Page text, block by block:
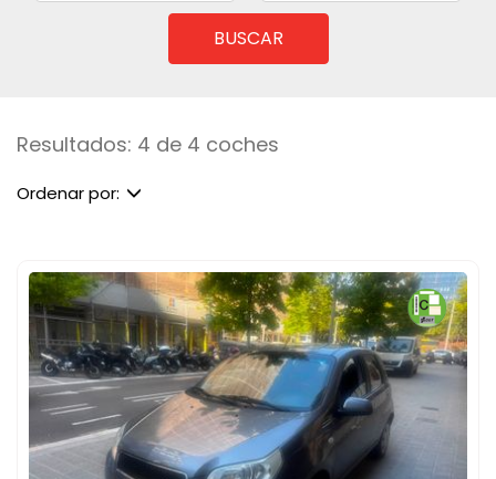
BUSCAR
Resultados: 4 de 4 coches
Ordenar por: